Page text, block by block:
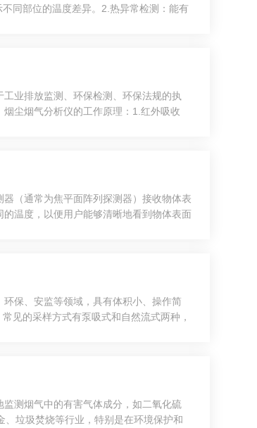
同部位的温度差异。2.热异常检测：能有
业排放监测、环保检测、环保法规的执
尘烟气分析仪的工作原理：1.红外吸收
（通常为焦平面阵列探测器）接收物体表
温度，以便用户能够清晰地看到物体表面
保、安监等领域，具有体积小、操作简
见的采样方式有泵吸式和自然流式两种，
测烟气中的有害气体成分，如二氧化硫
、垃圾焚烧等行业，特别是在环境保护和